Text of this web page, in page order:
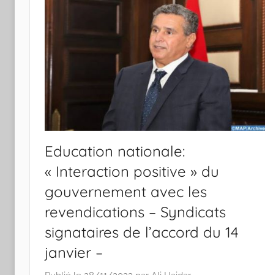
Education nationale:
« Interaction positive » du
gouvernement avec les
revendications – Syndicats
signataires de l’accord du 14
janvier –